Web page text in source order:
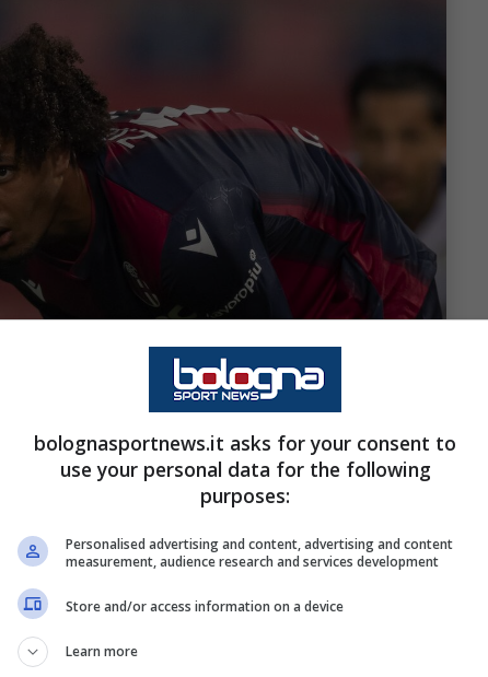
bolognasportnews.it asks for your consent to
use your personal data for the following
purposes:
Personalised advertising and content, advertising and content
measurement, audience research and services development
Store and/or access information on a device
Learn more